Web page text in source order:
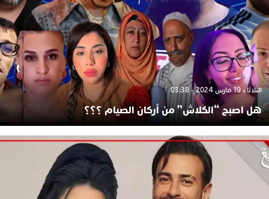
الثلاثاء 19 مارس 2024 - 03:38
هل اصبح “الكلاش” من أركان الصيام ؟؟؟